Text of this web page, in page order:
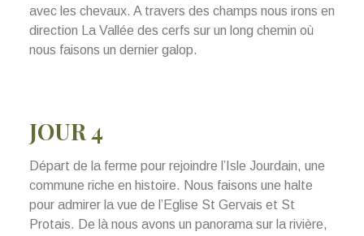
avec les chevaux. A travers des champs nous irons en
direction La Vallée des cerfs sur un long chemin où
nous faisons un dernier galop.
JOUR 4
Départ de la ferme pour rejoindre l’Isle Jourdain, une
commune riche en histoire. Nous faisons une halte
pour admirer la vue de l’Eglise St Gervais et St
Protais. De là nous avons un panorama sur la rivière,